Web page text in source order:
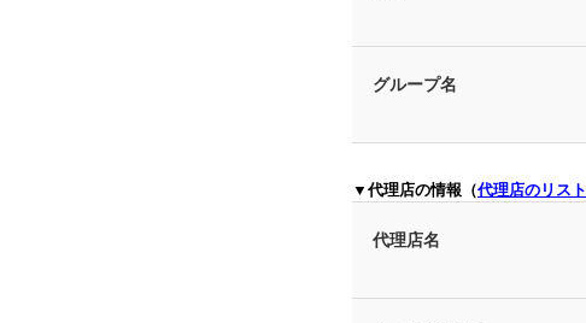
グループ名
▼代理店の情報（代理店のリスト
代理店名